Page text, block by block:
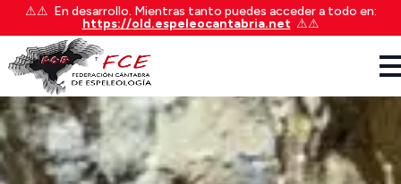
⚠︎⚠︎ En desarrollo. Mientras tanto puedes acceder a todo en:
https://old.espeleocantabria.net⚠︎⚠︎